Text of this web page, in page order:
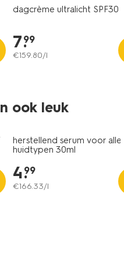
dagcrème ultralicht SPF30
7.
99
€159.80/l
ook leuk
vegan
herstellend serum voor alle
huidtypen 30ml
4.
99
€166.33/l